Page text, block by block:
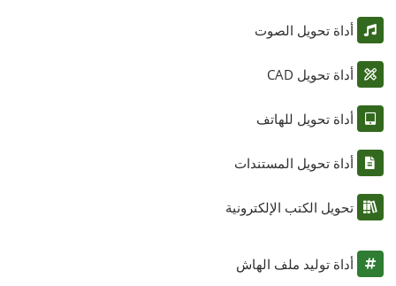
أداة تحويل الصوت
أداة تحويل CAD
أداة تحويل للهاتف
أداة تحويل المستندات
تحويل الكتب الإلكترونية
أداة توليد ملف الهاش